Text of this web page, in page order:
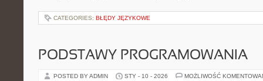
CATEGORIES: BŁĘDY JĘZYKOWE
PODSTAWY PROGRAMOWANIA
POSTED BY ADMIN STY - 10 - 2026 MOŻLIWOŚĆ